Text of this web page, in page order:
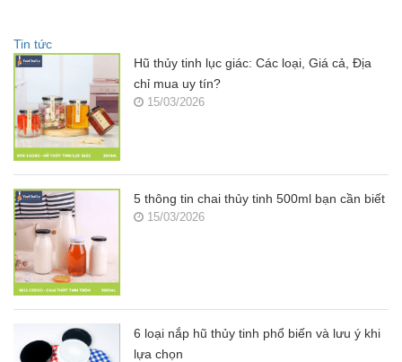
Tin tức
Hũ thủy tinh lục giác: Các loại, Giá cả, Địa
chỉ mua uy tín?
15/03/2026
5 thông tin chai thủy tinh 500ml bạn cần biết
15/03/2026
6 loại nắp hũ thủy tinh phổ biến và lưu ý khi
lựa chọn